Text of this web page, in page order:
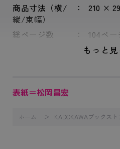
商品寸法（横/
縦/束幅）
210 ×
総ページ数 104ペー
もっと見
表紙＝松岡昌宏
ホーム KADOKAWAブックスト